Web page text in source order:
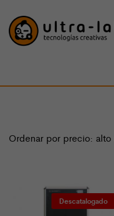
Ordenar por precio: alto
Descatalogado